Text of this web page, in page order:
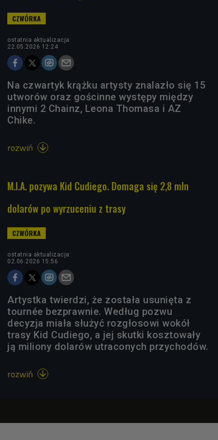
ostatnia aktualizacja:
22.05.2026 12:24
Na czwartyk krążku artysty znalazło się 15
utworów oraz gościnne występy między
innymi 2 Chainz, Leona Thomasa i AZ
Chike.
rozwiń 
M.I.A. pozywa Kid Cudiego. Domaga się 2,8 mln
dolarów po wyrzuceniu z trasy
ostatnia aktualizacja:
02.06.2026 15:56
Artystka twierdzi, że została usunięta z
tournée bezprawnie. Według pozwu
decyzja miała służyć rozgłosowi wokół
trasy Kid Cudiego, a jej skutki kosztowały
ją miliony dolarów utraconych przychodów.
rozwiń 